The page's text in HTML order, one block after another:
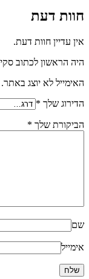
חוות דעת
אין עדיין חוות דעת.
היה הראשון לכתוב סקירה
האימייל לא יוצג באתר.
הדירוג שלך *
הביקורת שלך *
שם
אימייל